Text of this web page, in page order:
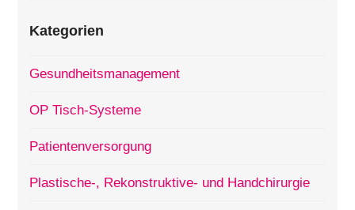
Kategorien
Gesundheitsmanagement
OP Tisch-Systeme
Patientenversorgung
Plastische-, Rekonstruktive- und Handchirurgie